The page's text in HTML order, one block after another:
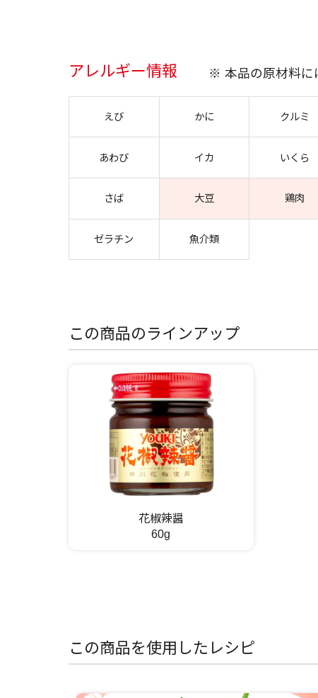
アレルギー情報 ※ 本品の原材料に
えび かに クルミ
あわび イカ いくら
さば 大豆 鶏肉
ゼラチン 魚介類
この商品のラインアップ
花椒辣醤
60g
この商品を使用したレシピ